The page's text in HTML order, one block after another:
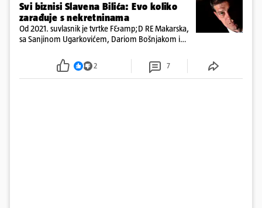
Svi biznisi Slavena Bilića: Evo koliko
zarađuje s nekretninama
Od 2021. suvlasnik je tvrtke F&amp;D RE Makarska,
sa Sanjinom Ugarkovićem, Dariom Bošnjakom i
poslovanje nekretninama, a od osnutka nema
2 7